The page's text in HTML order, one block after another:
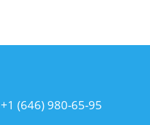
+1 (646) 980-65-95